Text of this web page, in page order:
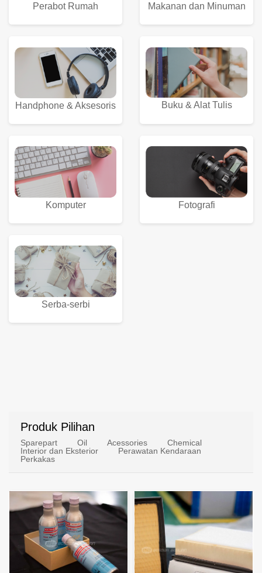
Perabot Rumah Makanan dan Minuman
Handphone & Aksesoris Buku & Alat Tulis
Komputer Fotografi
Serba-serbi
Produk Pilihan
Sparepart Oil Acessories
Chemical
Interior dan Eksterior
Perawatan Kendaraan
Perkakas